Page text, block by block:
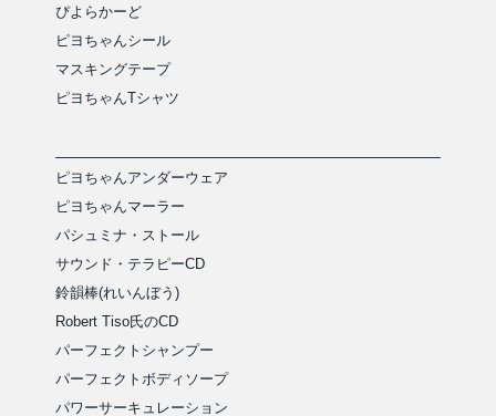
ぴよらかーど
ピヨちゃんシール
マスキングテープ
ピヨちゃんTシャツ
ピヨちゃんアンダーウェア
ピヨちゃんマーラー
パシュミナ・ストール
サウンド・テラピーCD
鈴韻棒(れいんぼう)
Robert Tiso氏のCD
パーフェクトシャンプー
パーフェクトボディソープ
パワーサーキュレーション